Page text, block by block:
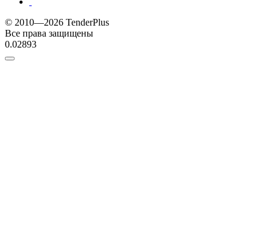
© 2010—2026 TenderPlus
Все права защищены
0.02893